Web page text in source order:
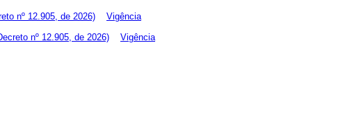
nº 12.905, de 2026)
Vigência
nº 12.905, de 2026)
Vigência